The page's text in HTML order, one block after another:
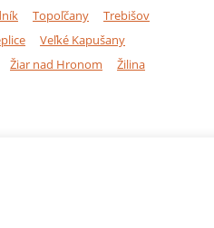
Topoľčany
Trebišov
Veľké Kapušany
Žiar nad Hronom
Žilina